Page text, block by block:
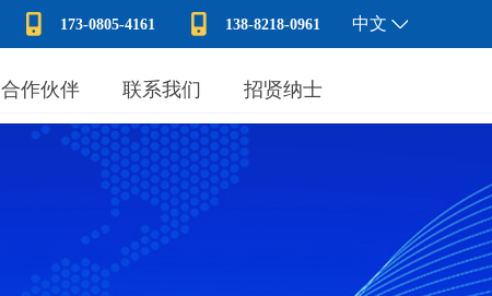
中文
173-0805-4161 138-8218-0961
合作伙伴 联系我们 招贤纳士